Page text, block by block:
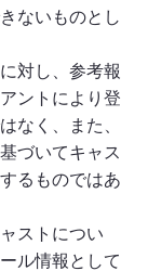
ないものとし
対し、参考報
ントにより登
なく、また、
づいてキャス
るものではあ
ストについ
ル情報として